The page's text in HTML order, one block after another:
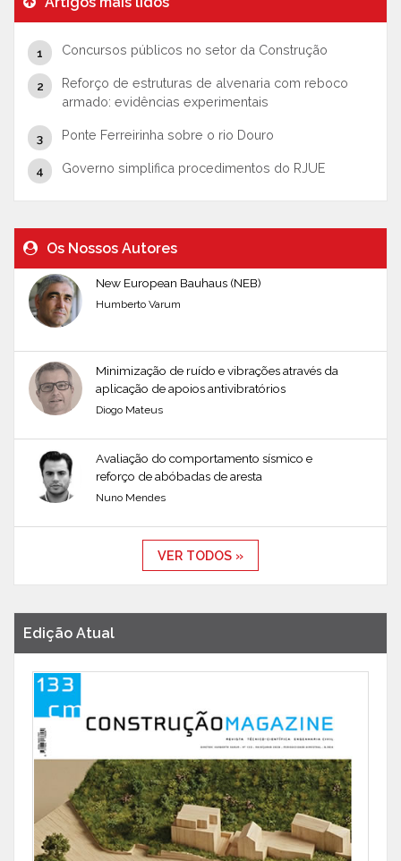
Concursos públicos no setor da Construção
Reforço de estruturas de alvenaria com reboco
armado: evidências experimentais
Ponte Ferreirinha sobre o rio Douro
Governo simplifica procedimentos do RJUE
Os Nossos Autores
New European Bauhaus (NEB)
Humberto Varum
Minimização de ruído e vibrações através da
aplicação de apoios antivibratórios
Diogo Mateus
Avaliação do comportamento sísmico e
reforço de abóbadas de aresta
Nuno Mendes
VER TODOS »
Edição Atual